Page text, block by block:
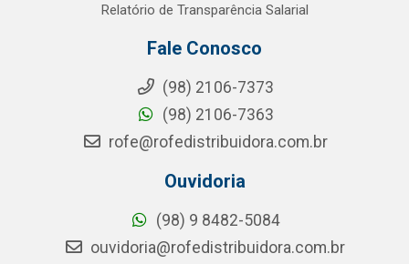
Relatório de Transparência Salarial
Fale Conosco
(98) 2106-7373
(98) 2106-7363
rofe@rofedistribuidora.com.br
Ouvidoria
(98) 9 8482-5084
ouvidoria@rofedistribuidora.com.br